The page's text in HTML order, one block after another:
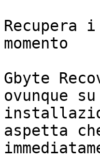
momento
Gbyte
ovunque
aspetta